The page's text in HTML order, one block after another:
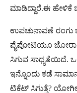
ಮಾಡಿದ್ದಾರೆ.ಈ
ಉಪಚುನಾವಣೆ ರಂಗು
ಪೈಪೋಟಿಯೂ
ಸಿಗುವ ಸಾಧ್ಯತೆಯಿದೆ.
ಇನ್ನೊಂದು ಕಡೆ
ಟಿಕೆಟ್ ಸಿಗುತ್ತೆ?